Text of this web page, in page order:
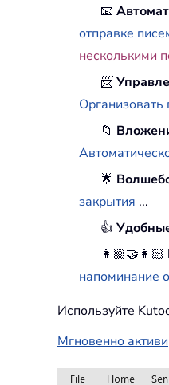
📧
отправке
несколькими
📨
Организовать
📁
🌟
закрытия ...
👍
👩🏼‍🤝‍👩🏻
напоминание
Используйте
Мгновенно